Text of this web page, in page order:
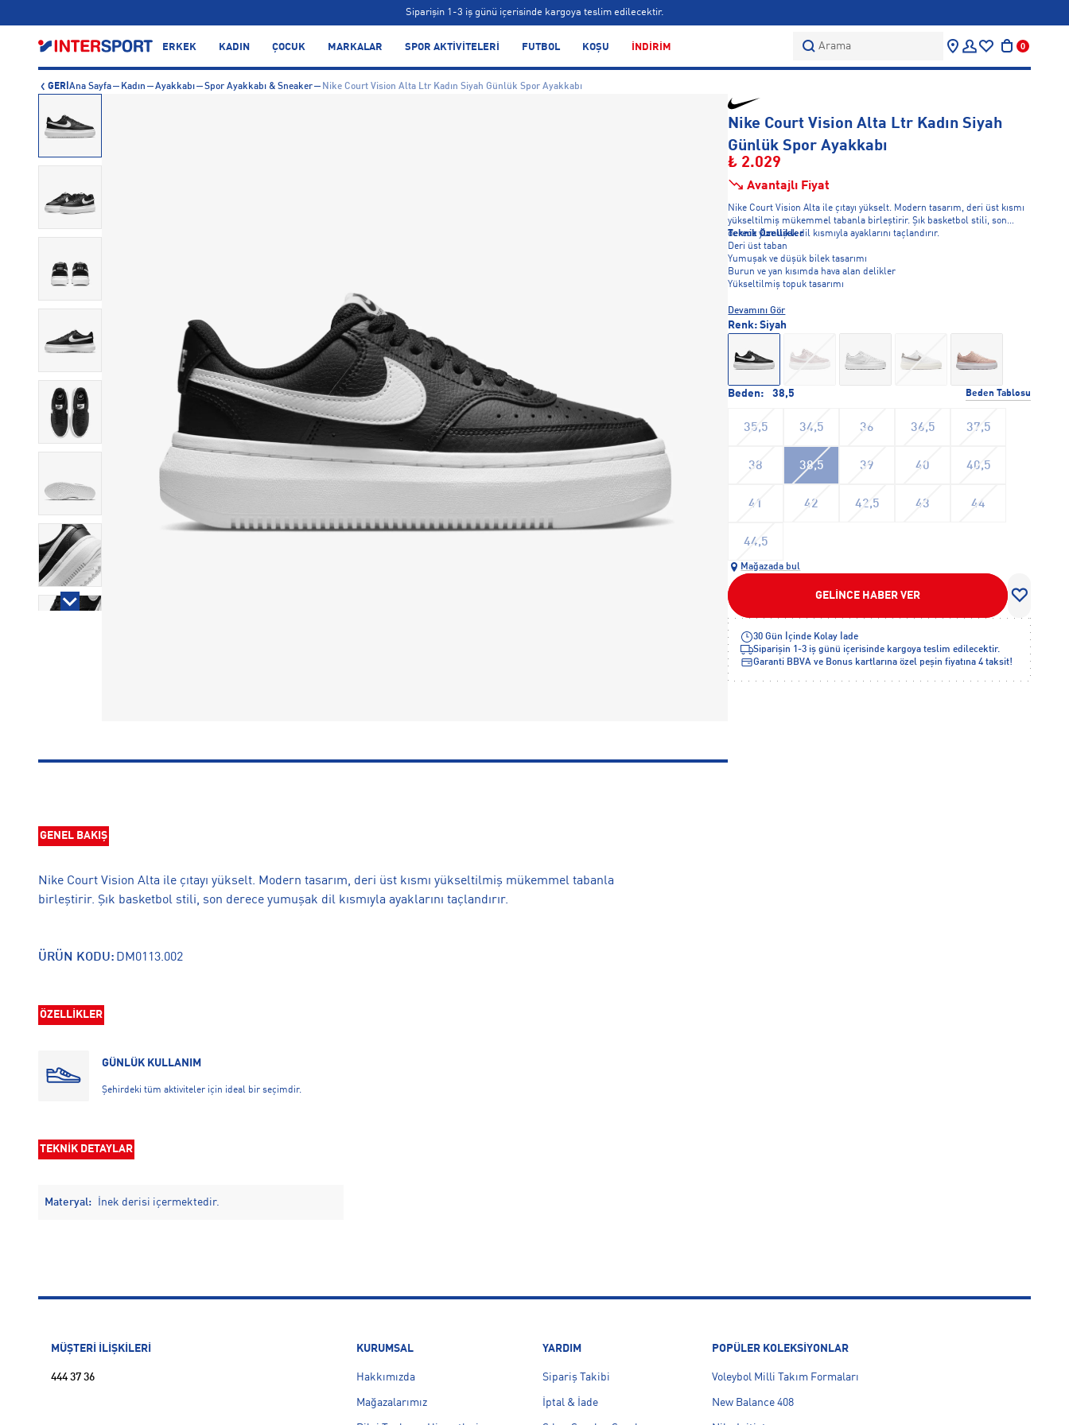
Siparişin 1-3 iş günü içerisinde kargoya teslim edilecektir.
Bonus kartlara özel vade farksız taksit seçenekleri!
ERKEK KADIN ÇOCUK MARKALAR SPOR AKTİVİTELERİ FUTBOL KOŞU İNDİRİM Arama 0
GERİ Ana Sayfa Kadın Ayakkabı Spor Ayakkabı & Sneaker Nike Court Vision Alta Ltr Kadın Siyah Günlük Spor Ayakkabı
GENEL BAKIŞ
Nike Court Vision Alta ile çıtayı yükselt. Modern tasarım, deri üst kısmı yükseltilmiş mükemmel tabanla
birleştirir. Şık basketbol stili, son derece yumuşak dil kısmıyla ayaklarını taçlandırır.
ÜRÜN KODU: DM0113.002
ÖZELLİKLER
GÜNLÜK KULLANIM
Şehirdeki tüm aktiviteler için ideal bir seçimdir.
TEKNİK DETAYLAR
Materyal: İnek derisi içermektedir.
Nike Court Vision Alta Ltr Kadın Siyah
Günlük Spor Ayakkabı
₺ 2.029
Avantajlı Fiyat
Nike Court Vision Alta ile çıtayı yükselt. Modern tasarım, deri üst kısmı
yükseltilmiş mükemmel tabanla birleştirir. Şık basketbol stili, son
derece yumuşak dil kısmıyla ayaklarını taçlandırır.
Teknik Özellikler
Deri üst taban
Yumuşak ve düşük bilek tasarımı
Burun ve yan kısımda hava alan delikler
Yükseltilmiş topuk tasarımı
Devamını Gör
Beden: 38,5 Beden Tablosu
35,5 34,5 36 36,5 37,5
38 38,5 39 40 40,5
41 42 42,5 43 44
44,5
Renk: Siyah
Mağazada bul
GELİNCE HABER VER
30 Gün İçinde Kolay İade
Siparişin 1-3 iş günü içerisinde kargoya teslim edilecektir.
Garanti BBVA ve Bonus kartlarına özel peşin fiyatına 4 taksit!
MÜŞTERİ İLİŞKİLERİ
444 37 36
KURUMSAL
Hakkımızda
Mağazalarımız
YARDIM
Sipariş Takibi
İptal & İade
POPÜLER KOLEKSİYONLAR
Voleybol Milli Takım Formaları
New Balance 408